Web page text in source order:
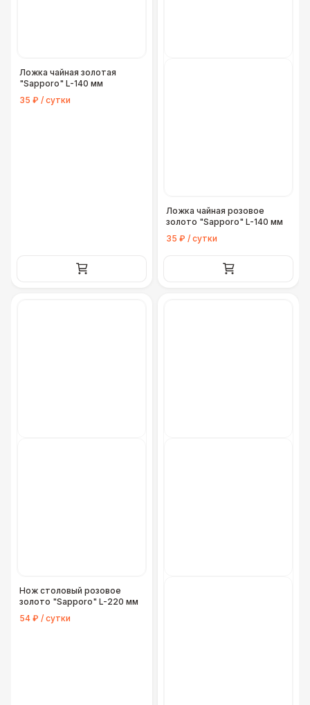
Ложка чайная золотая
"Sapporo" L-140 мм
35 ₽ / сутки
Ложка чайная розовое
золото "Sapporo" L-140 мм
35 ₽ / сутки
Нож столовый розовое
золото "Sapporo" L-220 мм
54 ₽ / сутки